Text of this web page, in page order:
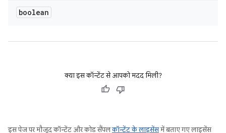
boolean
क्या इस कॉन्टेंट से आपको मदद मिली?
इस पेज पर मौजूद कॉन्टेंट और कोड सैंपलकॉन्टेंट के लाइसेंसमें बताए गए लाइसेंस